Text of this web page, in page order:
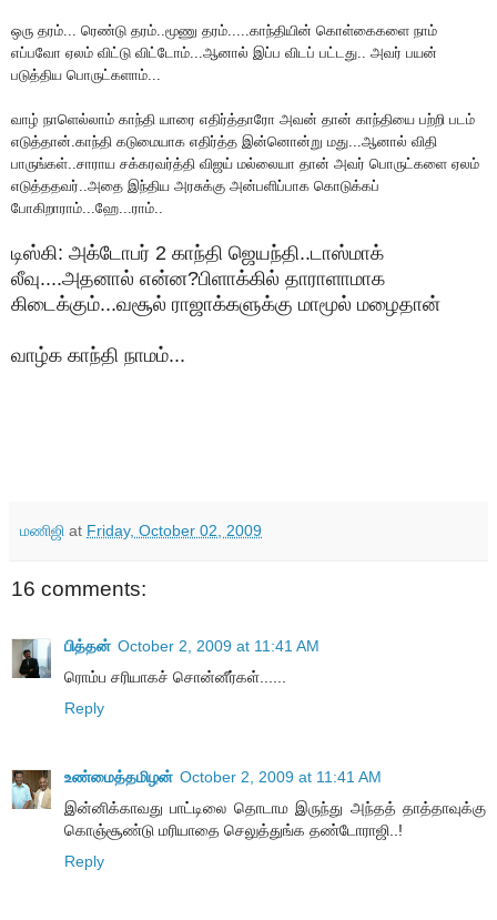
ஒரு தரம்... ரெண்டு தரம்..மூணு தரம்.....காந்தியின் கொள்கைகளை நாம்
எப்பவோ ஏலம் விட்டு விட்டோம்...ஆனால் இப்ப விடப் பட்டது.. அவர் பயன்
படுத்திய பொருட்களாம்...
வாழ் நாளெல்லாம் காந்தி யாரை எதிர்த்தாரோ அவன் தான் காந்தியை பற்றி படம்
எடுத்தான்.காந்தி கடுமையாக எதிர்த்த இன்னொன்று மது...ஆனால் விதி
பாருங்கள்..சாராய சக்கரவர்த்தி விஜய் மல்லையா தான் அவர் பொருட்களை ஏலம்
எடுத்ததவர்..அதை இந்திய அரசுக்கு அன்பளிப்பாக கொடுக்கப்
போகிறாராம்...ஹே...ராம்..
டிஸ்கி: அக்டோபர் 2 காந்தி ஜெயந்தி..டாஸ்மாக்
லீவு....அதனால் என்ன?பிளாக்கில் தாராளாமாக
கிடைக்கும்...வசூல் ராஜாக்களுக்கு மாமூல் மழைதான்
வாழ்க காந்தி நாமம்...
மணிஜி at Friday, October 02, 2009
16 comments:
பித்தன் October 2, 2009 at 11:41 AM
ரொம்ப சரியாகச் சொன்னீர்கள்......
Reply
உண்மைத்தமிழன் October 2, 2009 at 11:41 AM
இன்னிக்காவது பாட்டிலை தொடாம இருந்து அந்தத் தாத்தாவுக்கு
கொஞ்சூண்டு மரியாதை செலுத்துங்க தண்டோராஜி..!
Reply